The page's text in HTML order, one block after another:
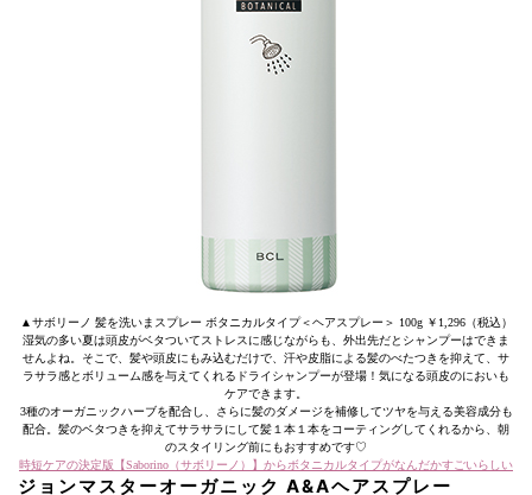
▲サボリーノ 髪を洗いまスプレー ボタニカルタイプ＜ヘアスプレー＞ 100g ￥1,296（税込）
湿気の多い夏は頭皮がベタついてストレスに感じながらも、外出先だとシャンプーはできま
せんよね。そこで、髪や頭皮にもみ込むだけで、汗や皮脂による髪のべたつきを抑えて、サ
ラサラ感とボリューム感を与えてくれるドライシャンプーが登場！気になる頭皮のにおいも
ケアできます。
3種のオーガニックハーブを配合し、さらに髪のダメージを補修してツヤを与える美容成分も
配合。髪のベタつきを抑えてサラサラにして髪１本１本をコーティングしてくれるから、朝
のスタイリング前にもおすすめです♡
時短ケアの決定版【Saborino（サボリーノ）】からボタニカルタイプがなんだかすごいらしい
ジョンマスターオーガニック A&Aヘアスプレー